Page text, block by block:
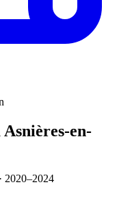
en-
2020–2024